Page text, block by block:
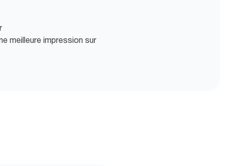
meilleure impression sur